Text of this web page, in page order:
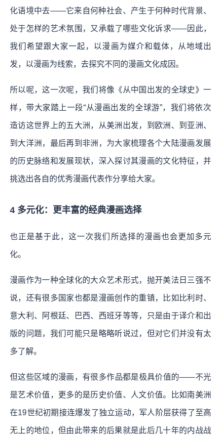
化语境中去——它来自何种社会、产生于何种时代背景、
处于怎样的艺术氛围，又承载了哪些文化诉求——因此，
我们希望跟大家一起，以漫画为媒介和载体，从地域出
发，以漫画为线索，去探究不同的漫画文化成因。
所以呢，这一次呢，我们将像《从中国出发的全球史》一
样，带大家踏上一段“从漫画出发的全球游”，我们将依次
造访这世界上的五大洲，从美洲出发，到欧洲、到亚洲、
到大洋洲，最后再到非洲，为大家梳理各个大陆漫画发展
的历史脉络和发展现状，深入探讨其漫画的文化特征，并
挑选出各自的优秀漫画代表作分享给大家。
4 多元化：更丰富的经典漫画选择
也正是基于此，这一次我们所选择的漫画也会更加多元
化。
漫画作为一种全球化的大众艺术形式，抛开美法日三强不
说，还有很多国家也都是漫画创作的重镇，比如比利时、
意大利、阿根廷、巴西、西班牙等等，只是由于译介和出
版的问题，我们可能只是略略听说过，但对它们并没有太
多了解。
但这些区域的漫画，有很多作品都是极具价值的——不光
是艺术价值，更多的是历史价值、人文价值。比如南美洲
在19世纪初期接连爆发了独立运动，军人阶层获得了至高
无上的地位，但由此带来的后果就是此后几十年的内战战